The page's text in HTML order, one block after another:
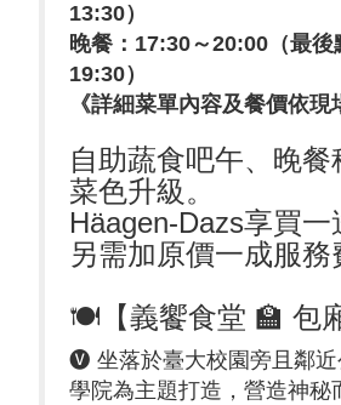
13:30）
晚餐：17:30～20:00（最後
19:30）
《詳細菜單內容及餐價依現
自助蔬食吧午、晚餐
菜色升級。
Häagen-Dazs享買一
另需加原價一成服務
🍽️【義饗食堂 🏫 包
🅥 坐落於臺大校園旁且鄰近
學院為主題打造，營造神秘